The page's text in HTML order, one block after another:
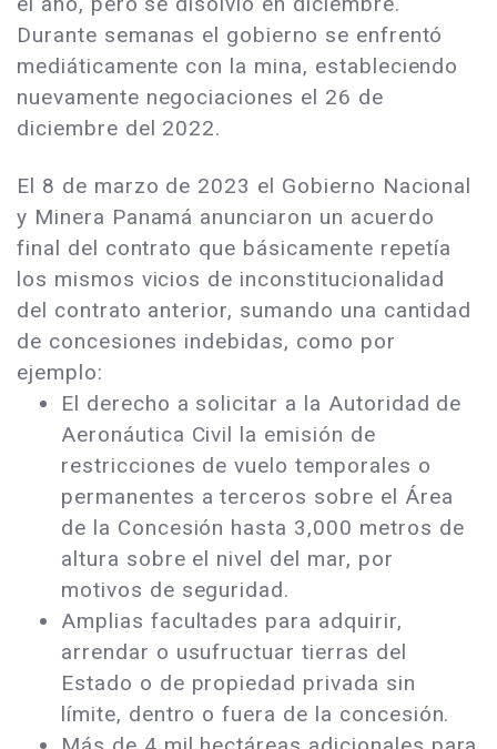
Durante semanas el gobierno se enfrentó
mediáticamente con la mina, estableciendo
nuevamente negociaciones el 26 de
diciembre del 2022.
El 8 de marzo de 2023 el Gobierno Nacional
y Minera Panamá anunciaron un acuerdo
final del contrato que básicamente repetía
los mismos vicios de inconstitucionalidad
del contrato anterior, sumando una cantidad
de concesiones indebidas, como por
ejemplo:
El derecho a solicitar a la Autoridad de
Aeronáutica Civil la emisión de
restricciones de vuelo temporales o
permanentes a terceros sobre el Área
de la Concesión hasta 3,000 metros de
altura sobre el nivel del mar, por
motivos de seguridad.
Amplias facultades para adquirir,
arrendar o usufructuar tierras del
Estado o de propiedad privada sin
límite, dentro o fuera de la concesión.